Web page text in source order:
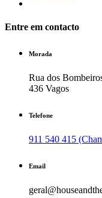
Entre em contacto
Morada
Rua dos
436 Vagos
Telefone
911 540 415
Email